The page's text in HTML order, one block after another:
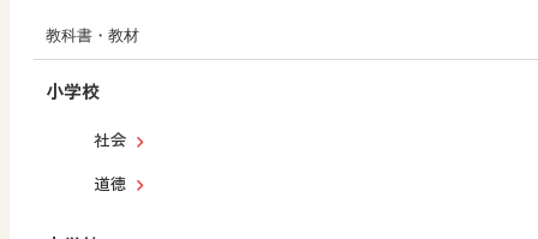
教科書・教材
小学校
社会
道徳